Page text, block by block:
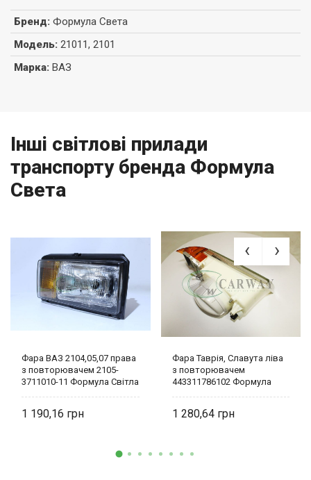
Бренд: Формула Света
Модель: 21011, 2101
Марка: ВАЗ
Інші світлові прилади
транспорту бренда Формула
Света
Фара ВАЗ 2104,05,07 права
з повторювачем 2105-
3711010-11 Формула Світла
1 190,16
Фара Таврія, Славута ліва
з повторювачем
443311786102 Формула
1 280,64